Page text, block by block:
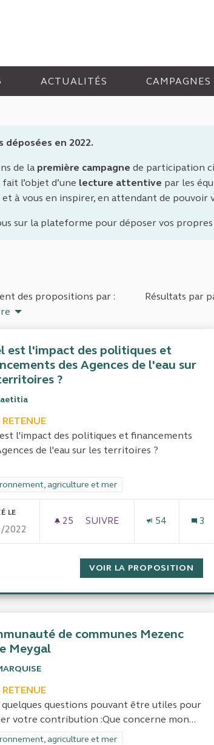
ACTUALITÉS CAMPAGNES
en 2022.
de la première campagne de participation
l’objet d’une lecture attentive par les
à vous en inspirer, en attendant de
sur la plateforme pour déposer vos
des propositions par :
Résultats par
est l'impact des politiques et
des Agences de l'eau sur
?
l'impact des politiques et financements
de l'eau sur les territoires ?
les résultats de la catégorie : Environnement,
agriculture et mer
LE
2022
25 25 ABONNÉS
SUIVRE
QUEL EST L'IMPACT DES
54 3
VOIR LA PROPOSITION
de communes Mezenc
Meygal
quelques questions pouvant être utiles pour
votre contribution :Que concerne mon...
les résultats de la catégorie : Environnement,
agriculture et mer